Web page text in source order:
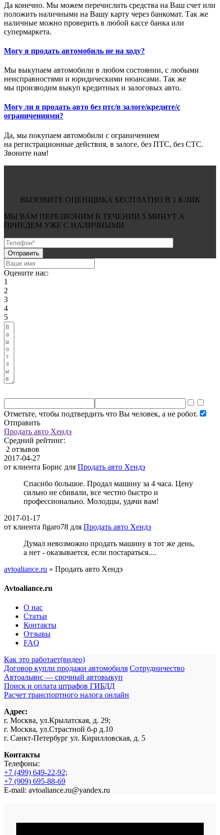
Да конечно. Мы можем перечислить средства на Ваш счет или
положить наличными на Вашу карту через банкомат. Так же
наличные можно проверить в любой кассе банка или
супермаркета.
Могу я продать автомобиль не на ходу?
Мы выкупаем автомобили в любом состоянии, с любыми
неисправностями и юридическими нюансами. Так же
мы производим выкуп кредитных и залоговых авто.
Могу ли я продать авто без птс/в залоге/кредите/с
ограничениями?
Да, мы покупаем автомобили с ограничением
на регистрационные действия, в залоге, без ПТС, без СТС.
Звоните нам!
ВЫЗОВИТЕ ОЦЕНЩИКА БЕСПЛАТНО В 1 КЛИК
МЫ ВАМ ПЕРЕЗВОНИМ В ТЕЧЕНИИ 5 МИНУТ А
ПРИЕДЕМ УЖЕ С НАЛИЧНЫМИ
Оцените нас:
1
2
3
4
5
Отметьте, чтобы подтвердить что Вы человек, а не робот.
Отправить
Продать авто Хендэ
Средний рейтинг:
2 отзывов
2017-04-27
от клиента Борис для Продать авто Хендэ
Спасибо большое. Продал машину за 4 часа. Цену
сильно не сбивали, все честно быстро и
профессионально. Молодцы, удачи вам!
2017-01-17
от клиента figaro78 для Продать авто Хендэ
Думал невозможно продать машину в тот же день,
а нет - оказывается, если постараться....
avtoaliance.ru » Продать авто Хендэ
Avtoaliance.ru
О нас
Статьи
Контакты
Отзывы
FAQ
Как это работает(видео)
Договор купли продажи автомобиля Сотрудничество
Автоальянс — срочный автовыкуп
Поиск и оплата штрафов ГИБДД
Расчет транспортного налога онлайн
Адрес:
г. Москва, ул.Крылатская, д. 29;
г. Москва, ул.Страстной б-р д.10
г. Санкт-Петербург ул. Кирилловская, д. 5
Контакты
Телефоны:
+7 (499) 649-22-92;
+7 (909) 695-88-69
E-mail: avtoaliance.ru@yandex.ru